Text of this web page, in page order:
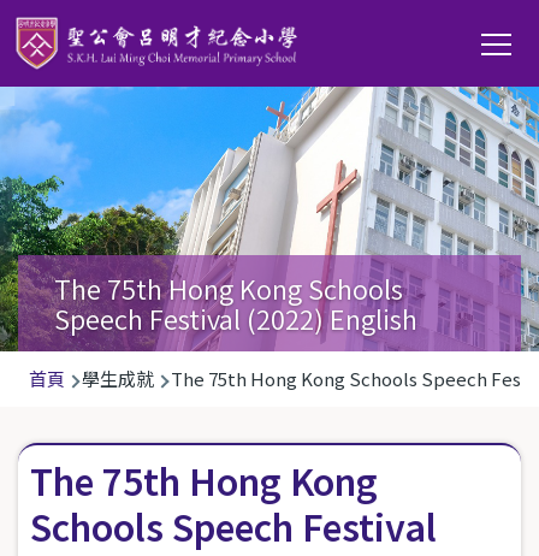
移至主內容
Main
The 75th Hong Kong Schools
Speech Festival (2022) English
導
連
結
首頁 學生成就 The 75th Hong Kong Schools Speech
The 75th Hong Kong
Schools Speech Festival